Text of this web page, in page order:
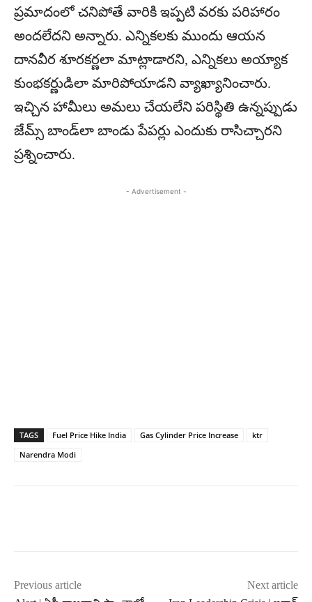
ప్రమాదంలో చనిపోతే వారికి ఇప్పటి వరకు పరిహారం
అందలేదని అన్నారు. ఎన్నికలకు ముందు ఆయన
దానవీర శూరకర్ణలా మాట్లాడారని, ఎన్నికలు అయ్యాక
కుంభకర్ణుడిలా మారిపోయాడని వ్యాఖ్యానించారు.
ఇచ్చిన హామీలు అమలు చేయలేని పరిస్థితి ఉన్నప్పుడు
జేమ్స్ బాండ్‌లా బాండు పేపర్లు ఎందుకు రాసిచ్చారని
ప్రశ్నించారు.
- Advertisement -
TAGS Fuel Price Hike India Gas Cylinder Price Increase
ktr
Narendra Modi
Previous article
Next article